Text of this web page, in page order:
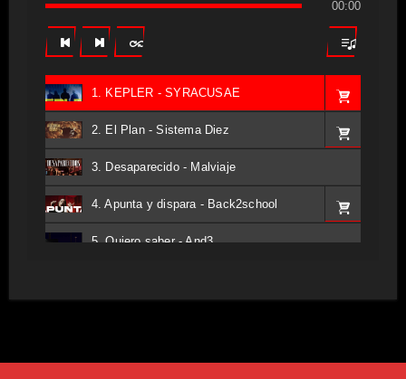
00:00
1. KEPLER - SYRACUSAE
2. El Plan - Sistema Diez
3. Desaparecido - Malviaje
4. Apunta y dispara - Back2school
5. Quiero saber - And3